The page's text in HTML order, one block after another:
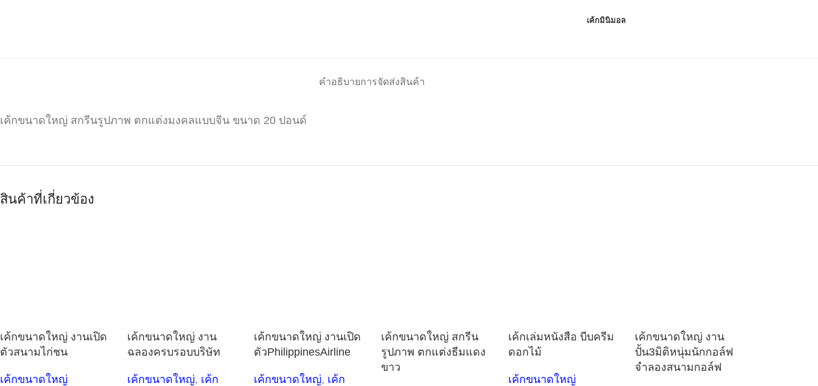
เค้กมินิมอล
คำอธิบายการจัดส่งสินค้า
เค้กขนาดใหญ่ สกรีนรูปภาพ ตกแต่งมงคลแบบจีน ขนาด 20 ปอนด์
สินค้าที่เกี่ยวข้อง
เค้กขนาดใหญ่ งานเปิด
ตัวสนามไก่ชน
เค้กขนาดใหญ่
เค้กขนาดใหญ่ งาน
ฉลองครบรอบบริษัท
เค้กขนาดใหญ่, เค้ก
เค้กขนาดใหญ่ งานเปิด
ตัวPhilippinesAirline
เค้กขนาดใหญ่, เค้ก
เค้กขนาดใหญ่ สกรีน
รูปภาพ ตกแต่งธีมแดง
ขาว
เค้กเล่มหนังสือ บีบครีม
ดอกไม้
เค้กขนาดใหญ่
เค้กขนาดใหญ่ งาน
ปั้น3มิติหนุ่มนักกอล์ฟ
จำลองสนามกอล์ฟ